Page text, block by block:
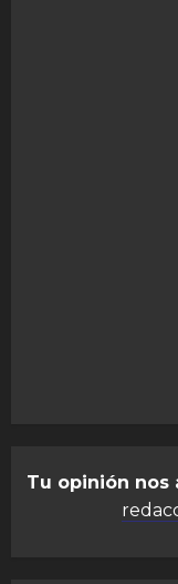
Tu opinión nos